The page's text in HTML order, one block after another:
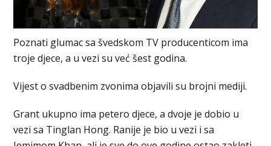
Poznati glumac sa švedskom TV producenticom ima
troje djece, a u vezi su već šest godina.
Vijest o svadbenim zvonima objavili su brojni mediji.
Grant ukupno ima petero djece, a dvoje je dobio u
vezi sa Tinglan Hong. Ranije je bio u vezi i sa